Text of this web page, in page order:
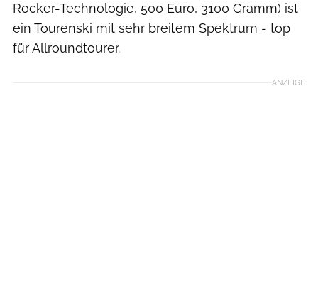
Rocker-Technologie, 500 Euro, 3100 Gramm) ist
ein Tourenski mit sehr breitem Spektrum - top
für Allroundtourer.
ANZEIGE